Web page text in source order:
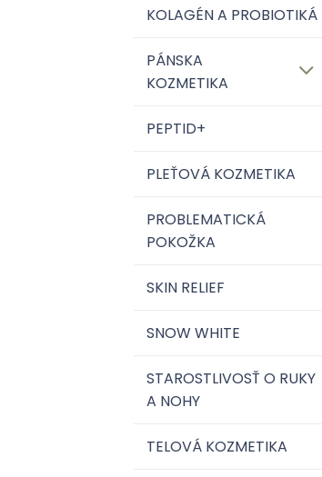
KOLAGÉN A PROBIOTIKÁ
PÁNSKA
KOZMETIKA
PEPTID+
PLEŤOVÁ KOZMETIKA
PROBLEMATICKÁ
POKOŽKA
SKIN RELIEF
SNOW WHITE
STAROSTLIVOSŤ O RUKY
A NOHY
TELOVÁ KOZMETIKA